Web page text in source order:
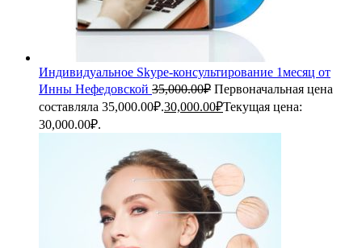
Индивидуальное Skype-консультирование 1месяц от
Инны Нефедовской 35,000.00₽ Первоначальная цена
составляла 35,000.00₽.30,000.00₽Текущая цена:
30,000.00₽.